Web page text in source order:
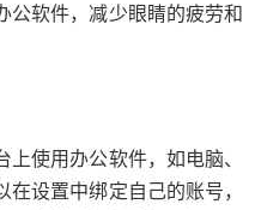
公软件，减少眼睛的疲劳和
使用办公软件，如电脑、
设置中绑定自己的账号，